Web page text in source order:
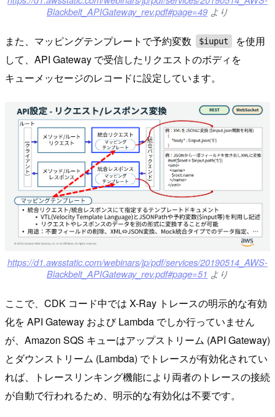
Blackbelt_APIGateway_rev.pdf#page=49 より
また、マッピングテンプレートで予約変数 $iuput
を使用
して、API Gateway で受信したリクエストのボディを
キューメッセージのレコードに設定しています。
https://d1.awsstatic.com/webinars/jp/pdf/services/20190514_AWS-
Blackbelt_APIGateway_rev.pdf#page=51 より
ここで、CDK コード中では X-Ray トレースの明示的な有効
化を API Gateway および Lambda でしか行っていません
が、Amazon SQS キューはアップストリーム (API Gateway)
とダウンストリーム (Lambda) でトレースが有効化されてい
れば、トレースリンキング機能により両者のトレースの接続
が自動で行われるため、明示的な有効化は不要です。